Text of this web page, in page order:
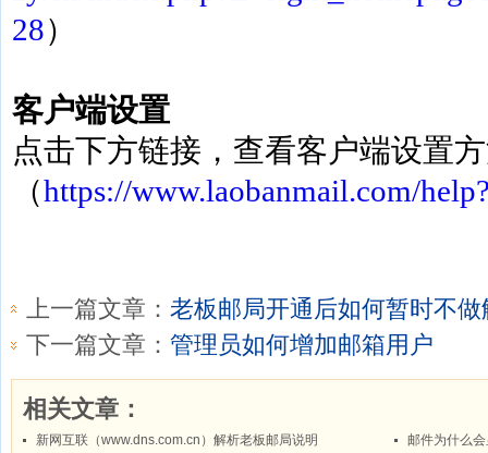
28）
客户端设置
点击下方链接，查看客户端设置
（https://www.laobanmail.com/
上一篇文章： 老板邮局开通后如何暂时不
下一篇文章： 管理员如何增加邮箱用户
相关文章：
新网互联（www.dns.com.cn）解析老板邮局说明 邮件为什么